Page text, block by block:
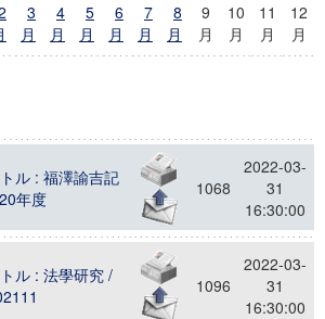
3
月
4
月
5
月
6
月
7
月
8
月
9
月
10
月
11
月
12
月
ル : 福澤諭吉記
年度
1068
2022-03-
31
16:30:00
ル : 法學研究 /
1096
2022-03-
31
16:30:00